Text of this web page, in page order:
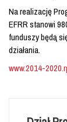
Na realizację
EFRR stanowi
funduszy będą
działania.
www.2014-